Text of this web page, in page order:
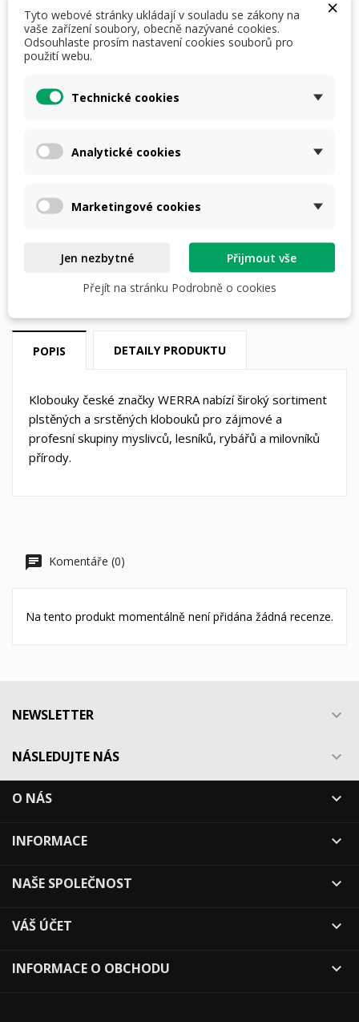
klobouky: 55
Počet
Dostupná doprava
POPIS DETAILY PRODUKTU
Klobouky české značky WERRA nabízí široký sortiment
plstěných a srstěných klobouků pro zájmové a
profesní skupiny myslivců, lesníků, rybářů a milovníků
přírody.
Komentáře (0)
Na tento produkt momentálně není přidána žádná recenze.
NEWSLETTER 
NÁSLEDUJTE NÁS 
O NÁS 
INFORMACE 
NAŠE SPOLEČNOST 
VÁŠ ÚČET 
INFORMACE O OBCHODU 
×
Tyto webové stránky ukládají v souladu se zákony na
vaše zařízení soubory, obecně nazývané cookies.
Odsouhlaste prosím nastavení cookies souborů pro
použití webu.
Technické cookies
Analytické cookies
Marketingové cookies
Jen nezbytné
Přijmout vše
Přejít na stránku Podrobně o cookies